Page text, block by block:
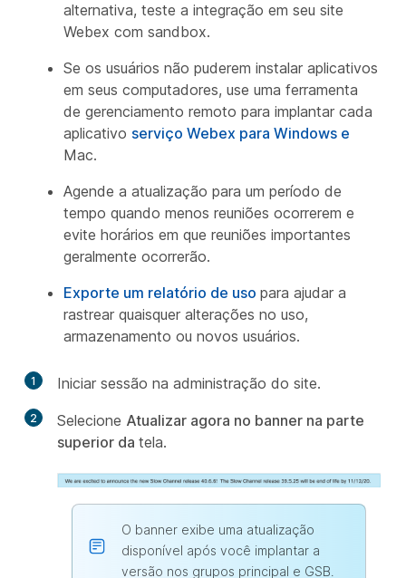
alternativa, teste a integração em seu site
Webex com sandbox.
Se os usuários não puderem instalar aplicativos
em seus computadores, use uma ferramenta
de gerenciamento remoto para implantar cada
aplicativo serviço Webex para Windows e
Mac.
Agende a atualização para um período de
tempo quando menos reuniões ocorrerem e
evite horários em que reuniões importantes
geralmente ocorrerão.
Exporte um relatório de uso para ajudar a
rastrear quaisquer alterações no uso,
armazenamento ou novos usuários.
1 Iniciar sessão na administração do site.
2 Selecione Atualizar agora no banner na parte
superior da tela.
O banner exibe uma atualização
disponível após você implantar a
versão nos grupos principal e GSB.